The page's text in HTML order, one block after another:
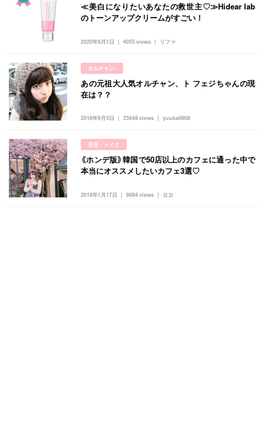
2020年8月1日 リファ
4055 views
≪美白になりたいあなたの救世主♡≫Hidear lab
のトーンアップクリームがすごい！
オルチャン.
2016年9月5日 yuuka0908
25848 views
あの元祖大人気オルチャン、ト フェジちゃんの現
在は？？
美容・メイク
2018年1月17日 요꼬
9084 views
《ホンデ版》韓国で50店以上のカフェに通った中で
本当にオススメしたいカフェ3選♡